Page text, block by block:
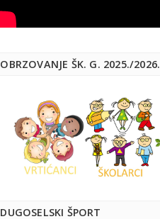
OBRZOVANJE ŠK. G. 2025./2026.
DUGOSELSKI ŠPORT